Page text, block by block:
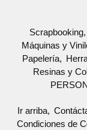
Scrapbooking
Máquinas y
Papelería
Resinas y
Ir arriba
Condiciones de